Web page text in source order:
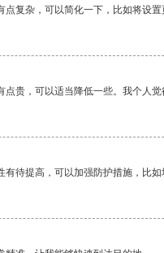
复杂，可以简化一下，比如将设置
点贵，可以适当降低一些。我个人
待提高，可以加强防护措施，比如